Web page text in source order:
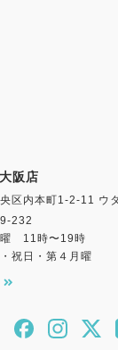
阪店
区内本町1-2-11 ウ
232
曜 11時〜19時
祝日・第４月曜